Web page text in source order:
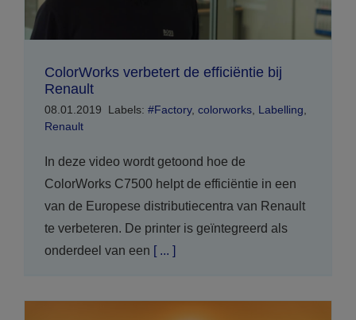
ColorWorks verbetert de efficiëntie bij
Renault
08.01.2019 Labels: #Factory, colorworks, Labelling,
Renault
In deze video wordt getoond hoe de
ColorWorks C7500 helpt de efficiëntie in een
van de Europese distributiecentra van Renault
te verbeteren. De printer is geïntegreerd als
onderdeel van een [ ... ]